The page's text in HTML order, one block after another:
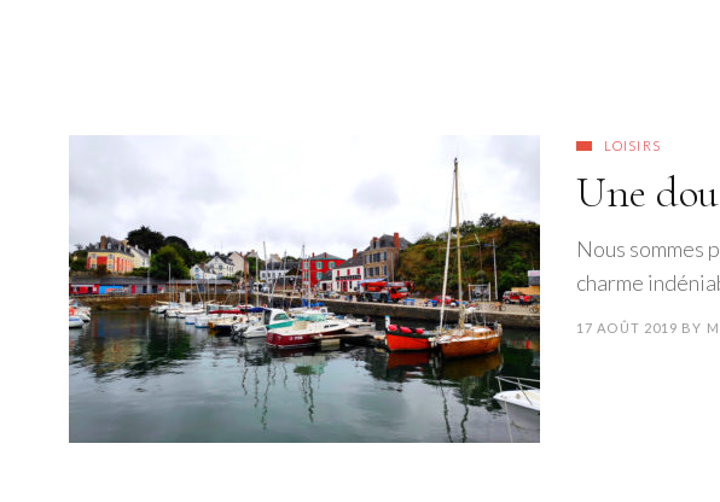
LOISIRS
Une
Nous sommes
charme
17 AOÛT 2019 BY